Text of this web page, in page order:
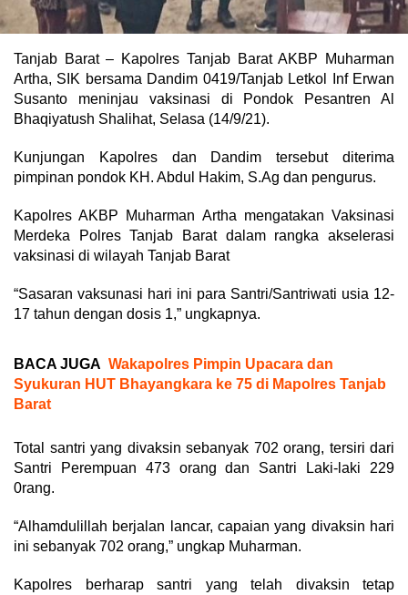
Tanjab Barat – Kapolres Tanjab Barat AKBP Muharman
Artha, SIK bersama Dandim 0419/Tanjab Letkol Inf Erwan
Susanto meninjau vaksinasi di Pondok Pesantren Al
Bhaqiyatush Shalihat, Selasa (14/9/21).
Kunjungan Kapolres dan Dandim tersebut diterima
pimpinan pondok KH. Abdul Hakim, S.Ag dan pengurus.
Kapolres AKBP Muharman Artha mengatakan Vaksinasi
Merdeka Polres Tanjab Barat dalam rangka akselerasi
vaksinasi di wilayah Tanjab Barat
“Sasaran vaksunasi hari ini para Santri/Santriwati usia 12-
17 tahun dengan dosis 1,” ungkapnya.
BACA JUGA Wakapolres Pimpin Upacara dan
Syukuran HUT Bhayangkara ke 75 di Mapolres Tanjab
Barat
Total santri yang divaksin sebanyak 702 orang, tersiri dari
Santri Perempuan 473 orang dan Santri Laki-laki 229
0rang.
“Alhamdulillah berjalan lancar, capaian yang divaksin hari
ini sebanyak 702 orang,” ungkap Muharman.
Kapolres berharap santri yang telah divaksin tetap